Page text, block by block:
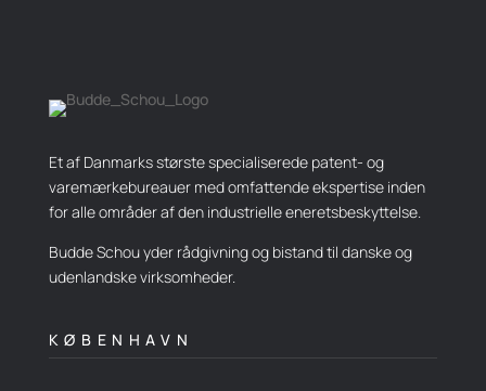
Et af Danmarks største specialiserede patent- og
varemærkebureauer med omfattende ekspertise inden
for alle områder af den industrielle eneretsbeskyttelse.
Budde Schou yder rådgivning og bistand til danske og
udenlandske virksomheder.
KØBENHAVN